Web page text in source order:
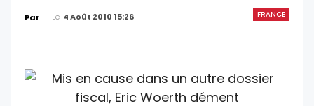
FRANCE
Par Le 4 Août 2010 15:26